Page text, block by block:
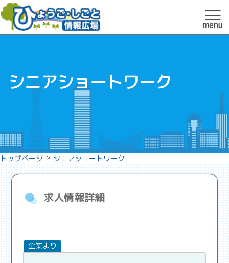
シニアショートワーク
トップページ > シニアショートワーク
求人情報詳細